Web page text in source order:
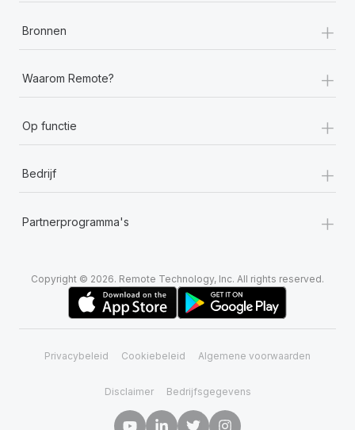
Bronnen +
Waarom Remote? +
Op functie +
Bedrijf +
Partnerprogramma's +
Copyright © 2026. Remote Technology, Inc. All rights reserved.
Privacybeleid Cookiebeleid Algemene voorwaarden
Disclaimer Bedrijfsgegevens